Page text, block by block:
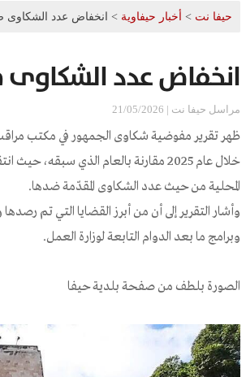
حيفا نت > أخبار حيفاوية > انخفاض عدد الشكاوى ضد
انخفاض عدد الشكاوى
مراسل حيفا نت | 21/05/2026
ظهر تقرير مفوضية شكاوى الجمهور في مكتب
خلال عام 2025 مقارنة بالعام الذي سبقه،
المحلية من حيث عدد الشكاوى المقدّمة ضدها.
وأشار التقرير إلى أن من أبرز القضايا التي تم
وبرامج ما بعد الدوام التابعة لوزارة العمل.
الصورة بلطف من صفحة بلدية حيفا